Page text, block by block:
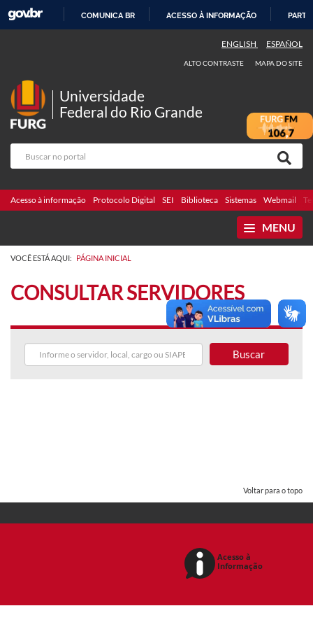
COMUNICA BR ACESSO À INFORMAÇÃO
ENGLISH ESPAÑOL
ALTO CONTRASTE MAPA DO SITE
Universidade
Federal do Rio Grande
Acesso à informação Protocolo Digital SEI Biblioteca Sistemas Webmail
MENU
VOCÊ ESTÁ AQUI: PÁGINA INICIAL
CONSULTAR SERVIDORES
Buscar
Voltar para o topo